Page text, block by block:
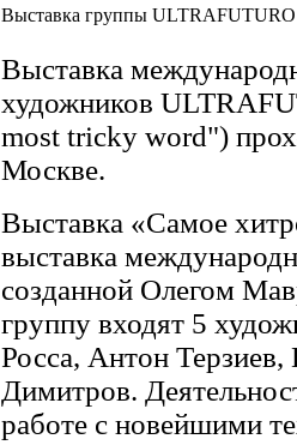
Выставка группы
Выставка
художников
most tricky word")
Москве.
Выставка «Самое
выставка
созданной Олегом
группу входят 5
Росса, Антон
Димитров.
работе с новейшими